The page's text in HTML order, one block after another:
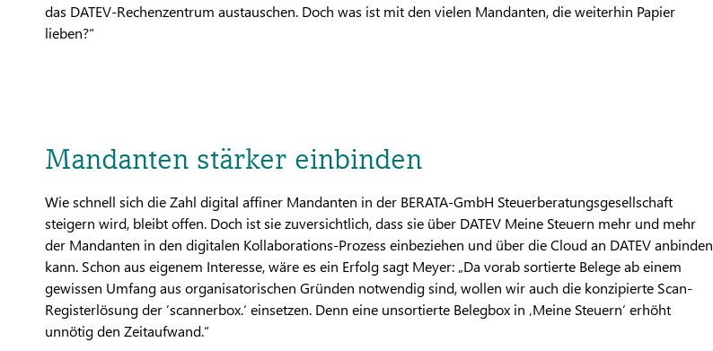
das DATEV-Rechenzentrum austauschen. Doch was ist mit den vielen Mandanten, die weiterhin Papier
lieben?“
Mandanten stärker einbinden
Wie schnell sich die Zahl digital affiner Mandanten in der BERATA-GmbH Steuerberatungsgesellschaft
steigern wird, bleibt offen. Doch ist sie zuversichtlich, dass sie über DATEV Meine Steuern mehr und mehr
der Mandanten in den digitalen Kollaborations-Prozess einbeziehen und über die Cloud an DATEV anbinden
kann. Schon aus eigenem Interesse, wäre es ein Erfolg sagt Meyer: „Da vorab sortierte Belege ab einem
gewissen Umfang aus organisatorischen Gründen notwendig sind, wollen wir auch die konzipierte Scan-
Registerlösung der ’scannerbox.‘ einsetzen. Denn eine unsortierte Belegbox in ‚Meine Steuern‘ erhöht
unnötig den Zeitaufwand.“